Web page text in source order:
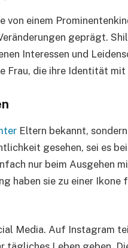
von einem
geprägt.
Interessen und
Frau, die ihre Identität
Eltern bekannt,
gesehen, sei es bei
nur beim Ausgehen
haben sie zu einer Ikone
Media. Auf Instagram